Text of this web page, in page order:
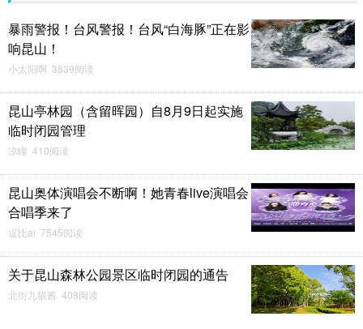
暴雨警报！台风警报！台风“白海豚”正在影
响昆山！
小太阳啊 3839阅读
昆山亭林园（含留晖园）自8月9日起实施
临时闭园管理
凉瞳 410阅读
昆山奥体演唱会不断啊！她青春live演唱会
合唱季来了
逗比ai 7545阅读
关于昆山森林公园景区临时闭园的通告
北街九猫酱 408阅读